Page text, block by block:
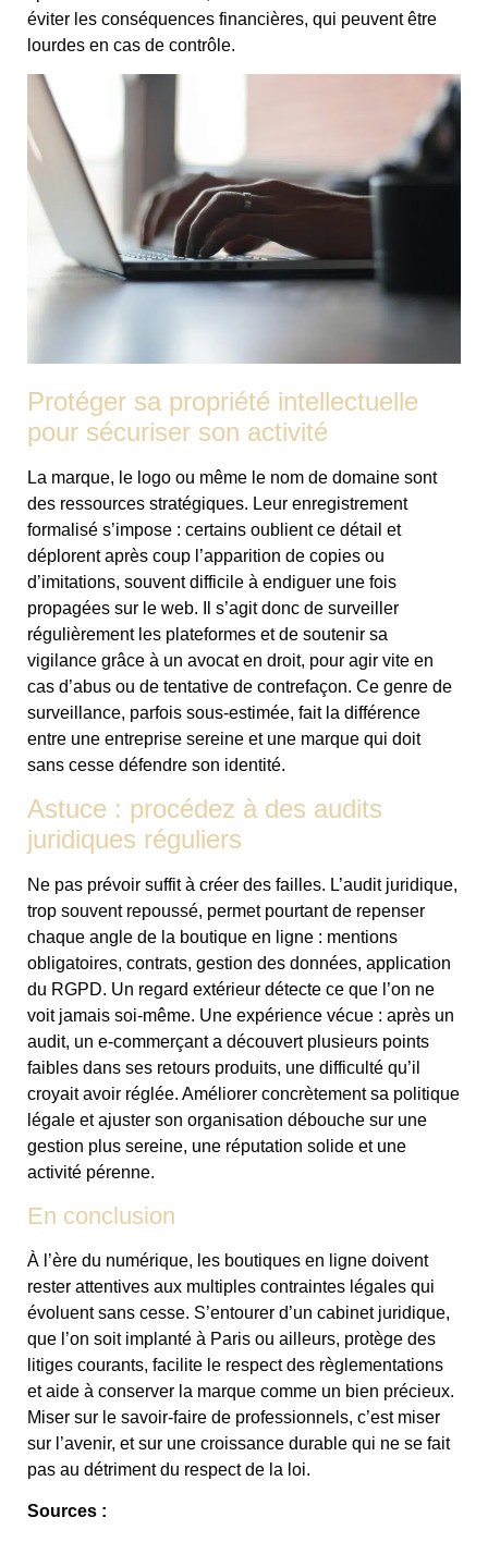
éviter les conséquences financières, qui peuvent être
lourdes en cas de contrôle.
Protéger sa propriété intellectuelle
pour sécuriser son activité
La marque, le logo ou même le nom de domaine sont
des ressources stratégiques. Leur enregistrement
formalisé s’impose : certains oublient ce détail et
déplorent après coup l’apparition de copies ou
d’imitations, souvent difficile à endiguer une fois
propagées sur le web. Il s’agit donc de surveiller
régulièrement les plateformes et de soutenir sa
vigilance grâce à un avocat en droit, pour agir vite en
cas d’abus ou de tentative de contrefaçon. Ce genre de
surveillance, parfois sous-estimée, fait la différence
entre une entreprise sereine et une marque qui doit
sans cesse défendre son identité.
Astuce : procédez à des audits
juridiques réguliers
Ne pas prévoir suffit à créer des failles. L’audit juridique,
trop souvent repoussé, permet pourtant de repenser
chaque angle de la boutique en ligne : mentions
obligatoires, contrats, gestion des données, application
du RGPD. Un regard extérieur détecte ce que l’on ne
voit jamais soi-même. Une expérience vécue : après un
audit, un e-commerçant a découvert plusieurs points
faibles dans ses retours produits, une difficulté qu’il
croyait avoir réglée. Améliorer concrètement sa politique
légale et ajuster son organisation débouche sur une
gestion plus sereine, une réputation solide et une
activité pérenne.
En conclusion
À l’ère du numérique, les boutiques en ligne doivent
rester attentives aux multiples contraintes légales qui
évoluent sans cesse. S’entourer d’un cabinet juridique,
que l’on soit implanté à Paris ou ailleurs, protège des
litiges courants, facilite le respect des règlementations
et aide à conserver la marque comme un bien précieux.
Miser sur le savoir-faire de professionnels, c’est miser
sur l’avenir, et sur une croissance durable qui ne se fait
pas au détriment du respect de la loi.
Sources :